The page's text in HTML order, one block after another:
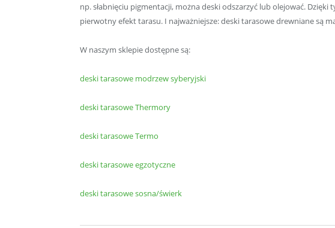
np. słabnięciu pigmentacji, można deski odszarzyć lub olejować.
pierwotny efekt tarasu. I najważniejsze: deski tarasowe drewniane są
W naszym sklepie dostępne są:
deski tarasowe modrzew syberyjski
deski tarasowe Thermory
deski tarasowe Termo
deski tarasowe egzotyczne
deski tarasowe sosna/świerk